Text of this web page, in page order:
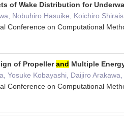
of Wake Distribution for
Nobuhiro Hasuike, Koichiro
Conference on Computational
of Propellerand Multiple
Yosuke Kobayashi, Daijiro
Conference on Computational